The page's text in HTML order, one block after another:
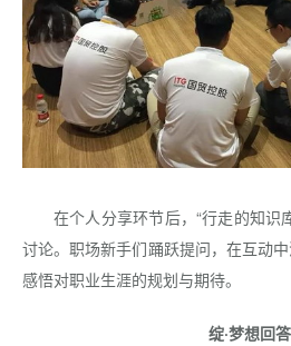
在个人分享环节后，“行走的知识
讨论。职场新手们踊跃提问，在互动
感悟对职业生涯的规划与期待。
绽·梦想回